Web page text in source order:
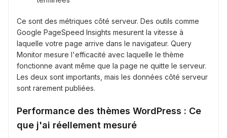
Ce sont des métriques côté serveur. Des outils comme
Google PageSpeed Insights mesurent la vitesse à
laquelle votre page arrive dans le navigateur. Query
Monitor mesure l'efficacité avec laquelle le thème
fonctionne avant même que la page ne quitte le serveur.
Les deux sont importants, mais les données côté serveur
sont rarement publiées.
Performance des thèmes WordPress : Ce
que j'ai réellement mesuré